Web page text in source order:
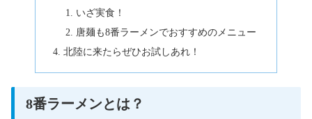
いざ実食！
唐麺も8番ラーメンでおすすめのメニュー
北陸に来たらぜひお試しあれ！
8番ラーメンとは？